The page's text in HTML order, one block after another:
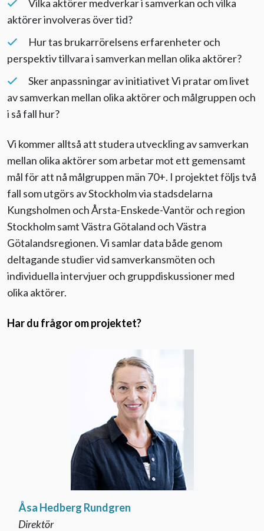
Vilka aktörer medverkar i samverkan och vilka
aktörer involveras över tid?
Hur tas brukarrörelsens erfarenheter och
perspektiv tillvara i samverkan mellan olika aktörer?
Sker anpassningar av initiativet Vi pratar om livet
av samverkan mellan olika aktörer och målgruppen och
i så fall hur?
Vi kommer alltså att studera utveckling av samverkan
mellan olika aktörer som arbetar mot ett gemensamt
mål för att nå målgruppen män 70+. I projektet följs två
fall som utgörs av Stockholm via stadsdelarna
Kungsholmen och Årsta-Enskede-Vantör och region
Stockholm samt Västra Götaland och Västra
Götalandsregionen. Vi samlar data både genom
deltagande studier vid samverkansmöten och
individuella intervjuer och gruppdiskussioner med
olika aktörer.
Har du frågor om projektet?
Åsa Hedberg Rundgren
Direktör